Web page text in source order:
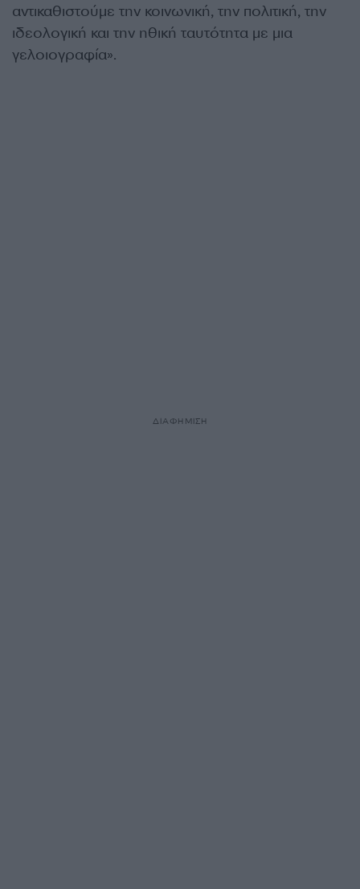
αντικαθιστούμε την κοινωνική, την πολιτική, την
ιδεολογική και την ηθική ταυτότητα με μια
γελοιογραφία».
ΔΙΑΦΗΜΙΣΗ